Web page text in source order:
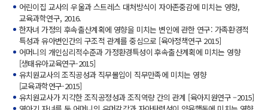
어린이집 교사의 우울과 스트레스 대처방식이 자아존중감에 미치는 영향,
교육과학연구, 2016.
한자녀 가정의 후속출산계획에 영향을 미치는 변인에 관한 연구: 가족환경적
특성과 유아변인간의 구조적 관계를 중심으로 [육아정책연구 2015]
어머니의 개인심리적수준과 가정환경특성이 후속출산계획에 미치는 영향
[생태유아교육연구-2015]
유치원교사의 조직공성과 직무몰입이 직무만족에 미치는 영향
[교육과학연구-2015]
유치원교사가 지각한 조직공정성과 조직역량 간의 관계 [육아지원연구 –2015]